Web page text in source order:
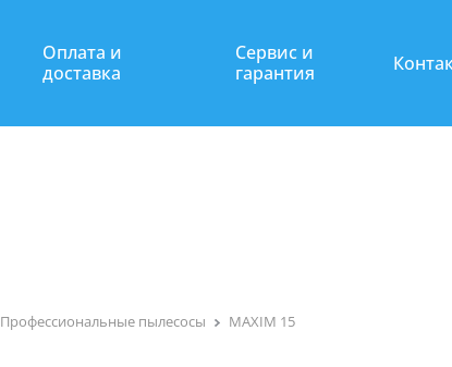
Оплата и
доставка
Сервис и
гарантия
Профессиональные пылесосы MAXIM 15